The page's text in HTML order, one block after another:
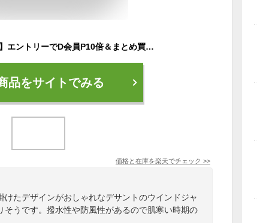
【8/10 23:00〜23:59】エントリーでD会員P10倍＆まとめ買いで最大10％OFFクーポン デサント レディース ウインドジャケット ソウガラGウィンドJK ウラメッシュ DMWPJF30 スポーツウェア DESCENTE 2303_ms
品をサイトでみる
価格と在庫を楽天でチェック >>
たデザインがおしゃれなデサントのウインドジャ
そうです。撥水性や防風性があるので肌寒い時期の